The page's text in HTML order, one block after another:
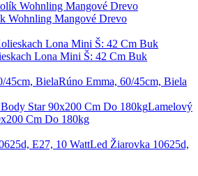
Wohnling Mangové Drevo
Lona Mini Š: 42 Cm Buk
Rúno Emma, 60/45cm, Biela
Lamelový
Cm Do 180kg
Led Žiarovka 10625d,